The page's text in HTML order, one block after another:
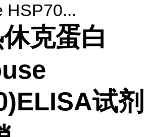
HSP70...
克蛋白
试剂